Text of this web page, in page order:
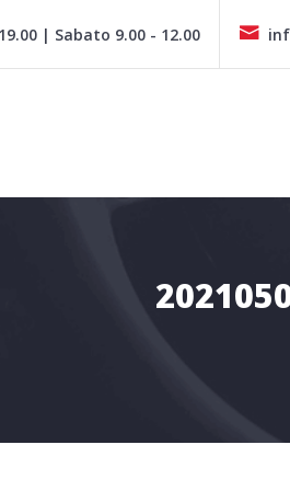
| Sabato 9.00 - 12.00